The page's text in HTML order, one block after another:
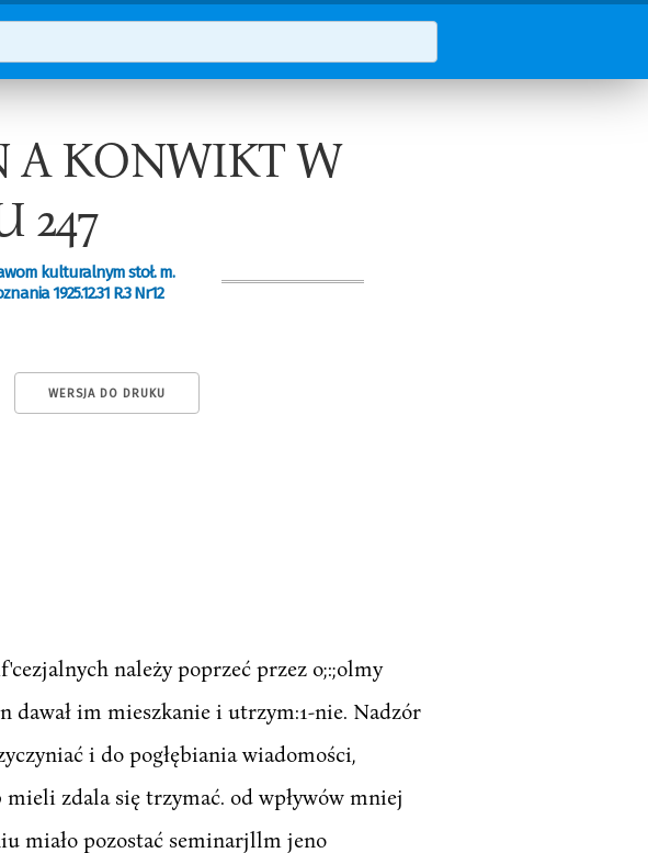
A KONWIKT W
247
kulturalnym stoł. m.
1925.12.31 R.3 Nr12
WERSJA DO DRUKU
należy poprzeć przez o;:;olmy
dawał im mieszkanie i utrzym:1-nie. Nadzór
i do pogłębiania wiadomości,
zdala się trzymać. od wpływów mniej
miało pozostać seminarjllm jeno